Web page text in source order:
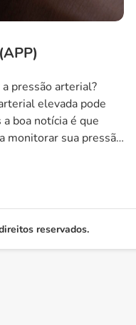
pressão arterial?
elevada pode
boa notícia é que
monitorar sua pressão
reservados.